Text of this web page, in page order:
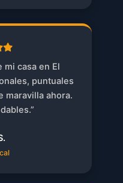
mi casa en El
puntuales
maravilla ahora.